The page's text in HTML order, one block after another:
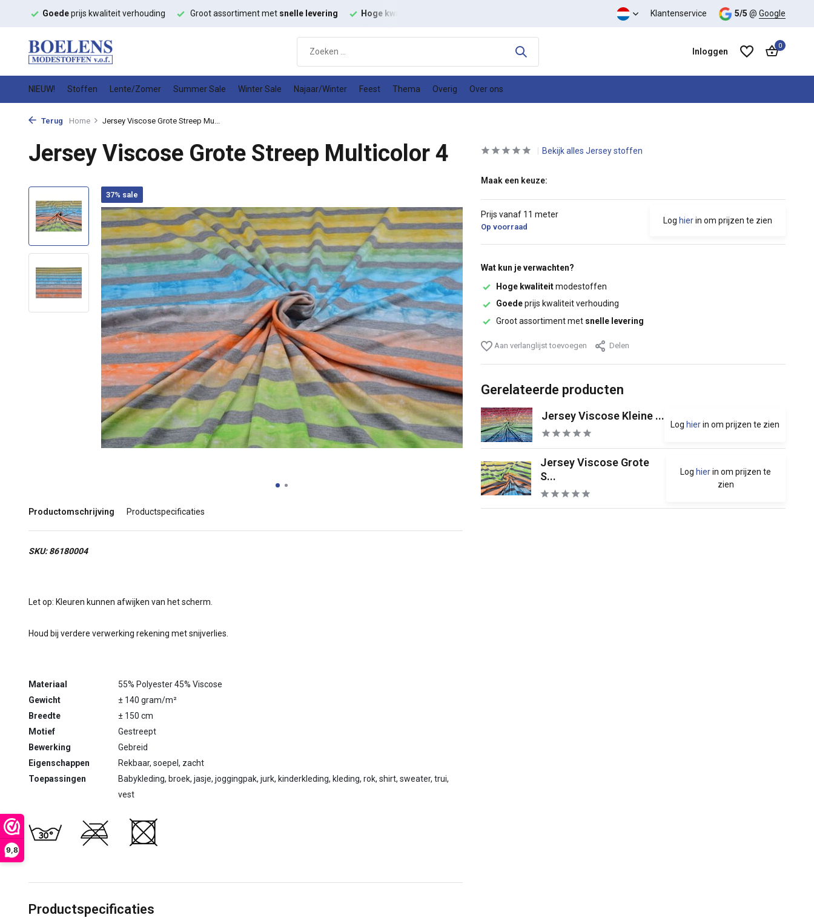
9,8
Goedeprijs kwaliteit verhouding Groot assortiment met snelle levering Hoge kwaliteit prijs kwaliteit verhouding Klantenservice 5/5 @ Google
Inloggen
0
NIEUW! Stoffen Lente/Zomer Summer Sale Winter Sale Najaar/Winter Feest Thema Overig Over ons
Terug Home Jersey Viscose Grote Streep Mu...
Jersey Viscose Grote Streep Multicolor 4
37% sale
Productomschrijving Productspecificaties
SKU: 86180004
Let op: Kleuren kunnen afwijken van het scherm.
Houd bij verdere verwerking rekening met snijverlies.
Materiaal
55% Polyester 45% Viscose
Gewicht
± 140 gram/m²
Breedte
± 150 cm
Motief
Gestreept
Bewerking
Gebreid
Eigenschappen
Rekbaar, soepel, zacht
Toepassingen
Babykleding, broek, jasje, joggingpak, jurk, kinderkleding, kleding, rok, shirt, sweater, trui,
vest
Productspecificaties
Bekijk alles Jersey stoffen
Maak een keuze:
Prijs vanaf 11 meter
Op voorraad
Log hierin om prijzen te zien
Wat kun je verwachten?
Hoge kwaliteitmodestoffen
Goedeprijs kwaliteit verhouding
Groot assortiment met snelle levering
Aan verlanglijst toevoegen Delen
Gerelateerde producten
Jersey Viscose Kleine ...
Log hierin om prijzen te zien
Jersey Viscose Grote
S...
Log hierin om prijzen te
zien